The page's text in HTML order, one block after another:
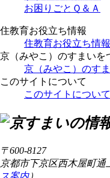
お困りごとＱ＆Ａ
住教育お役立ち情報
住教育お役立ち情報
京（みやこ）のすまいを
京（みやこ）のす
このサイトについて
このサイトについて
〒600-8127
京都市下京区西木屋町
ス案内）